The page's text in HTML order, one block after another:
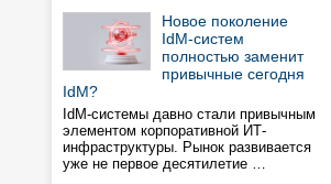
Новое поколение
IdM-систем
полностью заменит
привычные сегодня
IdM?
IdM-системы давно стали привычным
элементом корпоративной ИТ-
инфраструктуры. Рынок развивается
уже не первое десятилетие …